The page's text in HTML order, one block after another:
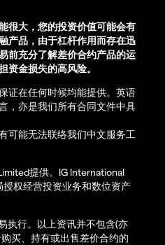
很大，您的投资价值可能会有
产品，由于杠杆作用而存在迅
前充分了解差价合约产品的运
资金损失的高风险。
证在任何时候均能提供。英语
，亦是我们所有合同文件中具
可能无法联络我们中文服务工
提供。IG International
权经营投资业务和数位资产
执行。以上资讯并不包含(亦
买、持有或出售差价合约的